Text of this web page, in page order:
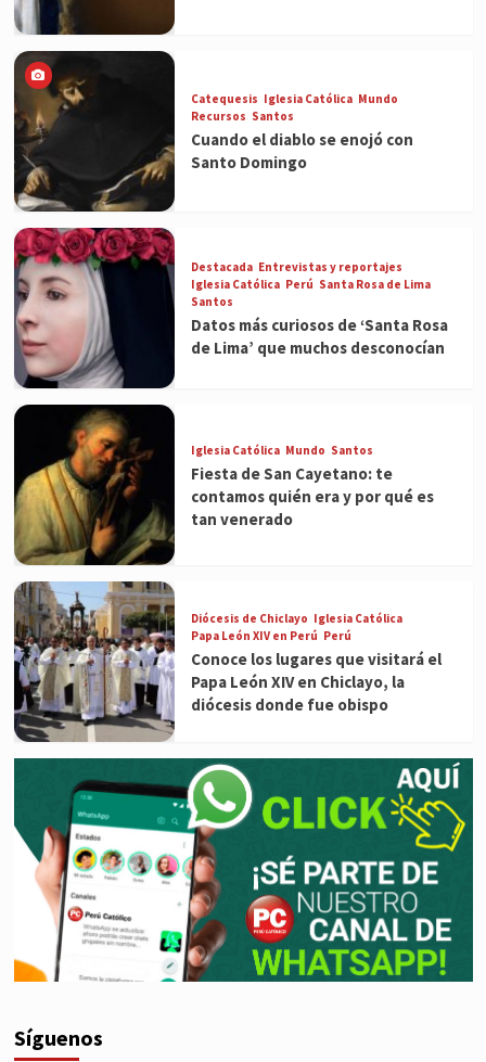
Catequesis Iglesia Católica Mundo
Recursos Santos
Cuando el diablo se enojó con
Santo Domingo
Destacada Entrevistas y reportajes
Iglesia Católica Perú Santa Rosa de Lima
Santos
Datos más curiosos de ‘Santa Rosa
de Lima’ que muchos desconocían
Iglesia Católica Mundo Santos
Fiesta de San Cayetano: te
contamos quién era y por qué es
tan venerado
Diócesis de Chiclayo Iglesia Católica
Papa León XIV en Perú Perú
Conoce los lugares que visitará el
Papa León XIV en Chiclayo, la
diócesis donde fue obispo
Síguenos